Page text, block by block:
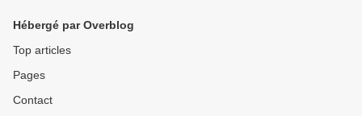
confidentialité et l’anonymat
Hébergé par Overblog
Top articles
Pages
Contact